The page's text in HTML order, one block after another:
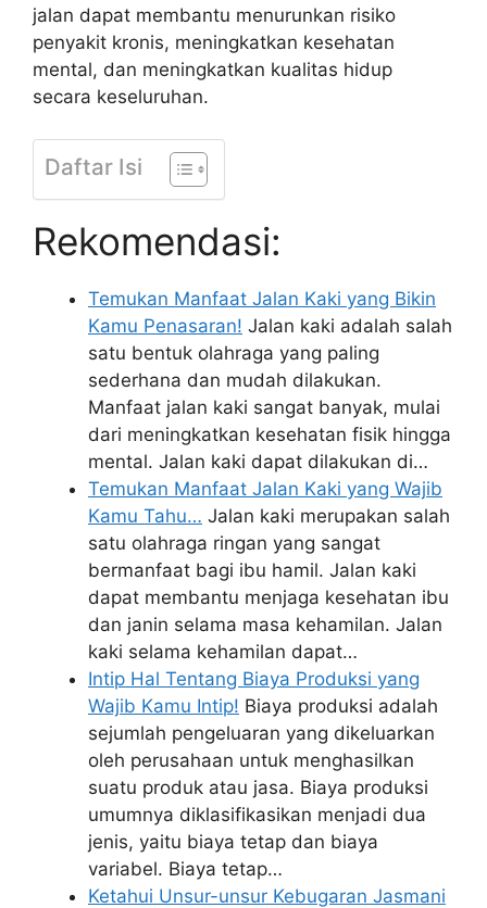
jalan dapat membantu menurunkan risiko
penyakit kronis, meningkatkan kesehatan
mental, dan meningkatkan kualitas hidup
secara keseluruhan.
Daftar Isi
Rekomendasi:
Temukan Manfaat Jalan Kaki yang Bikin
Kamu Penasaran! Jalan kaki adalah salah
satu bentuk olahraga yang paling
sederhana dan mudah dilakukan.
Manfaat jalan kaki sangat banyak, mulai
dari meningkatkan kesehatan fisik hingga
mental. Jalan kaki dapat dilakukan di…
Temukan Manfaat Jalan Kaki yang Wajib
Kamu Tahu… Jalan kaki merupakan salah
satu olahraga ringan yang sangat
bermanfaat bagi ibu hamil. Jalan kaki
dapat membantu menjaga kesehatan ibu
dan janin selama masa kehamilan. Jalan
kaki selama kehamilan dapat…
Intip Hal Tentang Biaya Produksi yang
Wajib Kamu Intip! Biaya produksi adalah
sejumlah pengeluaran yang dikeluarkan
oleh perusahaan untuk menghasilkan
suatu produk atau jasa. Biaya produksi
umumnya diklasifikasikan menjadi dua
jenis, yaitu biaya tetap dan biaya
variabel. Biaya tetap…
Ketahui Unsur-unsur Kebugaran Jasmani